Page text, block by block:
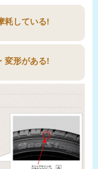
耗している!
変形がある!